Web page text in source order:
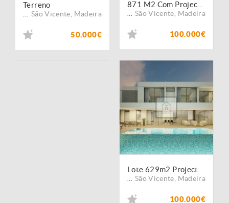
Terreno
São Vicente Madeira
50.000€
São Vicente Madeira
100.000€
São Vicente Madeira
100.000€